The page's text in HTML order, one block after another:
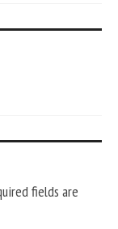
fields are